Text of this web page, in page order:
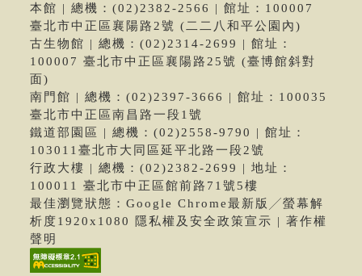
本館 | 總機：(02)2382-2566 | 館址：100007
臺北市中正區襄陽路2號 (二二八和平公園內)
古生物館 | 總機：(02)2314-2699 | 館址：
100007 臺北市中正區襄陽路25號 (臺博館斜對
面)
南門館 | 總機：(02)2397-3666 | 館址：100035
臺北市中正區南昌路一段1號
鐵道部園區 | 總機：(02)2558-9790 | 館址：
103011臺北市大同區延平北路一段2號
行政大樓 | 總機：(02)2382-2699 | 地址：
100011 臺北市中正區館前路71號5樓
最佳瀏覽狀態：Google Chrome最新版╱螢幕解
析度1920x1080 隱私權及安全政策宣示 | 著作權
聲明